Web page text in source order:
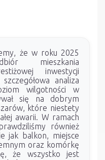
że w roku 2025
mieszkania
inwestycji
analiza
wilgotności w
się na dobrym
które niestety
awarii. W ramach
również
jak balkon, miejsce
oraz komórkę
że wszystko jest